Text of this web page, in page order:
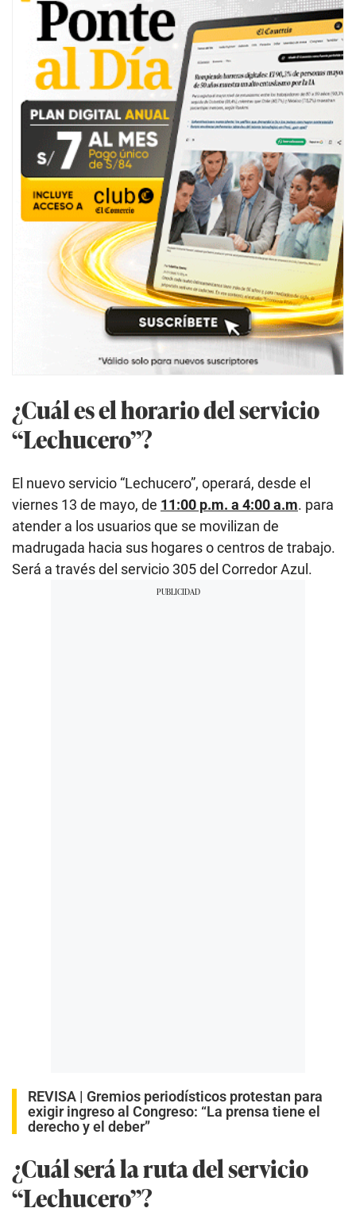
¿Cuál es el horario del servicio
“Lechucero”?
El nuevo servicio “Lechucero”, operará, desde el
viernes 13 de mayo, de 11:00 p.m. a 4:00 a.m. para
atender a los usuarios que se movilizan de
madrugada hacia sus hogares o centros de trabajo.
Será a través del servicio 305 del Corredor Azul.
REVISA | Gremios periodísticos protestan para
exigir ingreso al Congreso: “La prensa tiene el
derecho y el deber”
¿Cuál será la ruta del servicio
“Lechucero”?